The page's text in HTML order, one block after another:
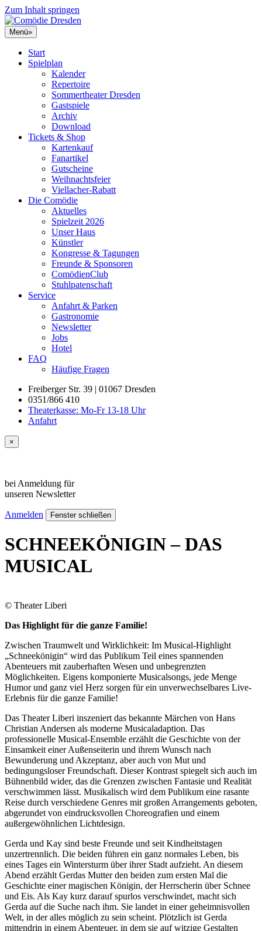
Zum Inhalt springen
Menü»
Start
Spielplan
Kalender
Repertoire
Sommertheater Dresden
Gastspiele
Archiv
Download
Tickets & Shop
Kartenkauf
Fanartikel
Gutscheine
Weihnachtsfeier
Viellacher-Rabatt
Die Comödie
Aktuelles
Spielzeit 2026
Unser Haus
Künstler
Kongresse & Tagungen
Freunde & Sponsoren
ComödienClub
Stuhlpatenschaft
Service
Anfahrt & Parken
Gastronomie
Newsletter
Jobs
Hotel
FAQ
Häufige Fragen
Freiberger Str. 39 | 01067 Dresden
0351/866 410
Theaterkasse: Mo-Fr 13-18 Uhr
Anfahrt
×
bei Anmeldung für
unseren Newsletter
Anmelden Fenster schließen
SCHNEEKÖNIGIN – DAS
MUSICAL
© Theater Liberi
Das Highlight für die ganze Familie!
Zwischen Traumwelt und Wirklichkeit: Im Musical-Highlight
„Schneekönigin“ wird das Publikum Teil eines spannenden
Abenteuers mit zauberhaften Wesen und unbegrenzten
Möglichkeiten. Eigens komponierte Musicalsongs, jede Menge
Humor und ganz viel Herz sorgen für ein unverwechselbares Live-
Erlebnis für die ganze Familie!
Das Theater Liberi inszeniert das bekannte Märchen von Hans
Christian Andersen als moderne Musicaladaption. Das
professionelle Musical-Ensemble erzählt die Geschichte von der
Einsamkeit einer Außenseiterin und ihrem Wunsch nach
Bewunderung und Akzeptanz, aber auch von Mut und
bedingungsloser Freundschaft. Dieser Kontrast spiegelt sich auch im
Bühnenbild wider, das die Grenzen zwischen Fantasie und Realität
verschwimmen lässt. Musikalisch wird dem Publikum eine rasante
Reise durch verschiedene Genres mit großen Arrangements geboten,
abgerundet von eindrucksvollen Choreografien und einem
außergewöhnlichen Lichtdesign.
Gerda und Kay sind beste Freunde und seit Kindheitstagen
unzertrennlich. Die beiden führen ein ganz normales Leben, bis
eines Tages ein Wintersturm über ihrer Stadt aufzieht. An diesem
Abend erzählt Gerdas Mutter den beiden zum ersten Mal die
Geschichte einer magischen Königin, der Herrscherin über Schnee
und Eis. Als Kay kurz darauf spurlos verschwindet, macht sich
Gerda auf die Suche nach ihm. Sie landet in einer geheimnisvollen
Welt, in der alles möglich zu sein scheint. Plötzlich ist Gerda
mittendrin in einem Abenteuer, in dem sie auf witzige Gestalten